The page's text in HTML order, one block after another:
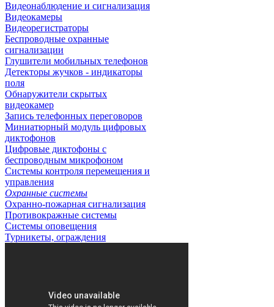
Видеонаблюдение и сигнализация
Видеокамеры
Видеорегистраторы
Беспроводные охранные
сигнализации
Глушители мобильных телефонов
Детекторы жучков - индикаторы
поля
Обнаружители скрытых
видеокамер
Запись телефонных переговоров
Миниатюрный модуль цифровых
диктофонов
Цифровые диктофоны с
беспроводным микрофоном
Системы контроля перемещения и
управления
Охранные системы
Охранно-пожарная сигнализация
Противокражные системы
Системы оповещения
Турникеты, ограждения